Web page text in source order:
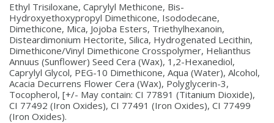
Ethyl Trisiloxane, Caprylyl Methicone, Bis-
Hydroxyethoxypropyl Dimethicone, Isododecane,
Dimethicone, Mica, Jojoba Esters, Triethylhexanoin,
Disteardimonium Hectorite, Silica, Hydrogenated Lecithin,
Dimethicone/Vinyl Dimethicone Crosspolymer, Helianthus
Annuus (Sunflower) Seed Cera (Wax), 1,2-Hexanediol,
Caprylyl Glycol, PEG-10 Dimethicone, Aqua (Water), Alcohol,
Acacia Decurrens Flower Cera (Wax), Polyglycerin-3,
Tocopherol, [+/- May contain: CI 77891 (Titanium Dioxide),
CI 77492 (Iron Oxides), CI 77491 (Iron Oxides), CI 77499
(Iron Oxides).